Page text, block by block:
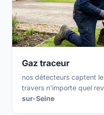
Gaz traceur
nos détecteurs captent
travers n'importe quel
sur-Seine